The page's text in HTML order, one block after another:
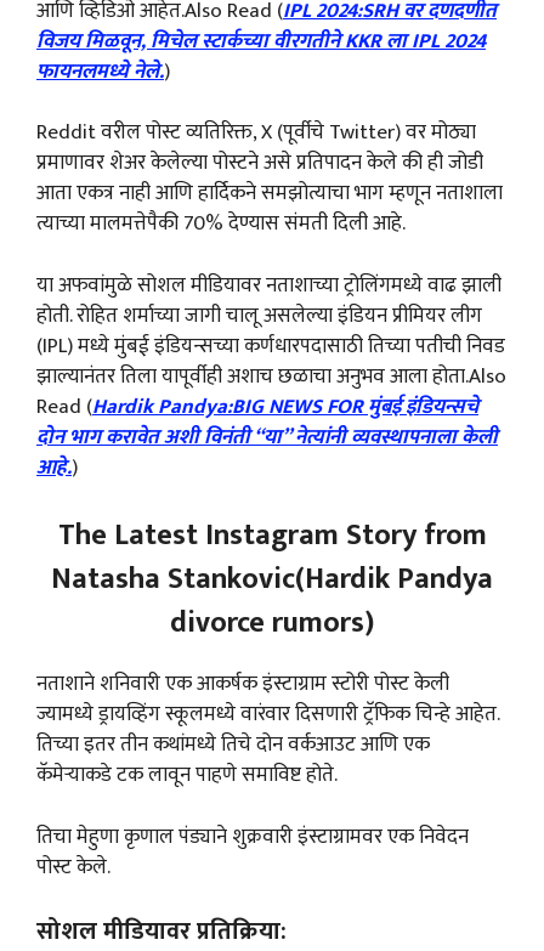
आणि व्हिडिओ आहेत.Also Read (IPL 2024:SRH वर दणदणीत
विजय मिळवून, मिचेल स्टार्कच्या वीरगतीने KKR ला IPL 2024
फायनलमध्ये नेले.)
Reddit वरील पोस्ट व्यतिरिक्त, X (पूर्वीचे Twitter) वर मोठ्या
प्रमाणावर शेअर केलेल्या पोस्टने असे प्रतिपादन केले की ही जोडी
आता एकत्र नाही आणि हार्दिकने समझोत्याचा भाग म्हणून नताशाला
त्याच्या मालमत्तेपैकी 70% देण्यास संमती दिली आहे.
या अफवांमुळे सोशल मीडियावर नताशाच्या ट्रोलिंगमध्ये वाढ झाली
होती. रोहित शर्माच्या जागी चालू असलेल्या इंडियन प्रीमियर लीग
(IPL) मध्ये मुंबई इंडियन्सच्या कर्णधारपदासाठी तिच्या पतीची निवड
झाल्यानंतर तिला यापूर्वीही अशाच छळाचा अनुभव आला होता.Also
Read (Hardik Pandya:BIG NEWS FOR मुंबई इंडियन्सचे
दोन भाग करावेत अशी विनंती “या” नेत्यांनी व्यवस्थापनाला केली
आहे.)
The Latest Instagram Story from
Natasha Stankovic(Hardik Pandya
divorce rumors)
नताशाने शनिवारी एक आकर्षक इंस्टाग्राम स्टोरी पोस्ट केली
ज्यामध्ये ड्रायव्हिंग स्कूलमध्ये वारंवार दिसणारी ट्रॅफिक चिन्हे आहेत.
तिच्या इतर तीन कथांमध्ये तिचे दोन वर्कआउट आणि एक
कॅमेऱ्याकडे टक लावून पाहणे समाविष्ट होते.
तिचा मेहुणा कृणाल पंड्याने शुक्रवारी इंस्टाग्रामवर एक निवेदन
पोस्ट केले.
सोशल मीडियावर प्रतिक्रिया: